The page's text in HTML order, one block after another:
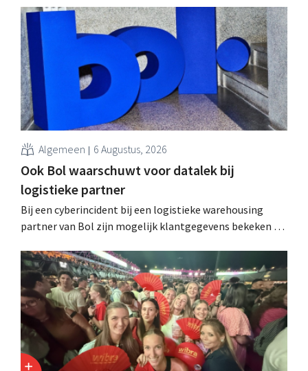
De retailers roepen klanten op alert te zijn voor
phishing.
Algemeen 6 Augustus, 2026
Ook Bol waarschuwt voor datalek bij
logistieke partner
Bij een cyberincident bij een logistieke warehousing
partner van Bol zijn mogelijk klantgegevens bekeken of
waarvoor de Bijenkorf ook al waarschuwde.